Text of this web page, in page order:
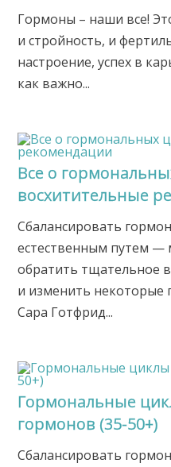
Гормоны – наши все!
и стройность, и
настроение, успех в
как важно...
Все о
восхитительные
Сбалансировать
естественным путем —
обратить тщательное
и изменить некоторые
Сара Готфрид...
Гормональные
гормонов (35-50+)
Сбалансировать